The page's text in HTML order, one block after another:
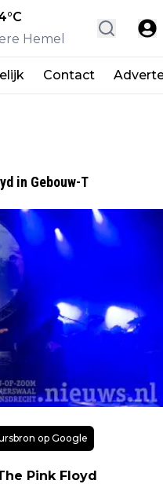
°C
Hemel
Contact
in Gebouw-T
op Google
Pink Floyd